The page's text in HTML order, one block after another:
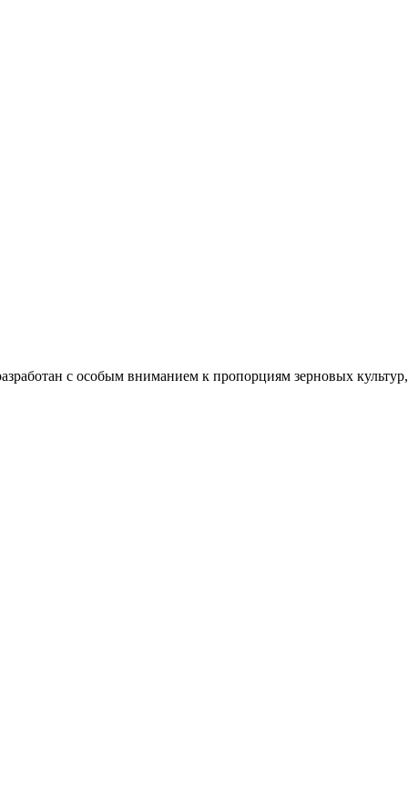
с особым вниманием к пропорциям зерновых культур,